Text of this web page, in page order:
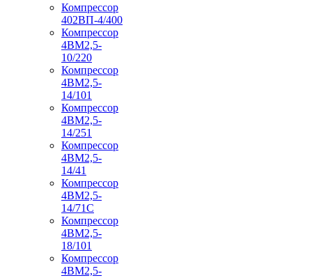
Компрессор
402ВП-4/400
Компрессор
4ВМ2,5-
10/220
Компрессор
4ВМ2,5-
14/101
Компрессор
4ВМ2,5-
14/251
Компрессор
4ВМ2,5-
14/41
Компрессор
4ВМ2,5-
14/71C
Компрессор
4ВМ2,5-
18/101
Компрессор
4ВМ2,5-